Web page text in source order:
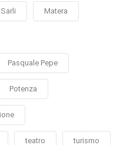
Matera
Pasquale Pepe
Potenza
teatro turismo